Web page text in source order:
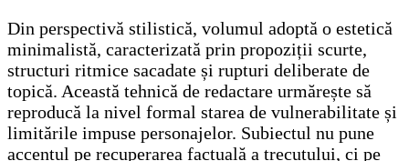
Din perspectivă stilistică, volumul adoptă o estetică
minimalistă, caracterizată prin propoziții scurte,
structuri ritmice sacadate și rupturi deliberate de
topică. Această tehnică de redactare urmărește să
reproducă la nivel formal starea de vulnerabilitate și
limitările impuse personajelor. Subiectul nu pune
accentul pe recuperarea factuală a trecutului, ci pe